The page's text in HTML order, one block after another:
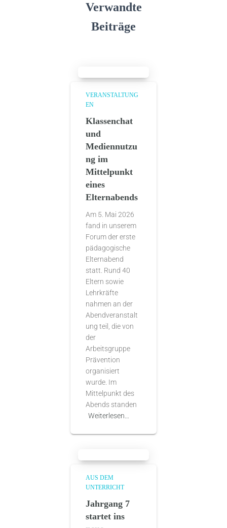
Verwandte
Beiträge
VERANSTALTUNG
EN
Klassenchat
und
Mediennutzu
ng im
Mittelpunkt
eines
Elternabends
Am 5. Mai 2026
fand in unserem
Forum der erste
pädagogische
Elternabend
statt. Rund 40
Eltern sowie
Lehrkräfte
nahmen an der
Abendveranstalt
ung teil, die von
der
Arbeitsgruppe
Prävention
organisiert
wurde. Im
Mittelpunkt des
Abends standen
Weiterlesen…
AUS DEM
UNTERRICHT
Jahrgang 7
startet ins